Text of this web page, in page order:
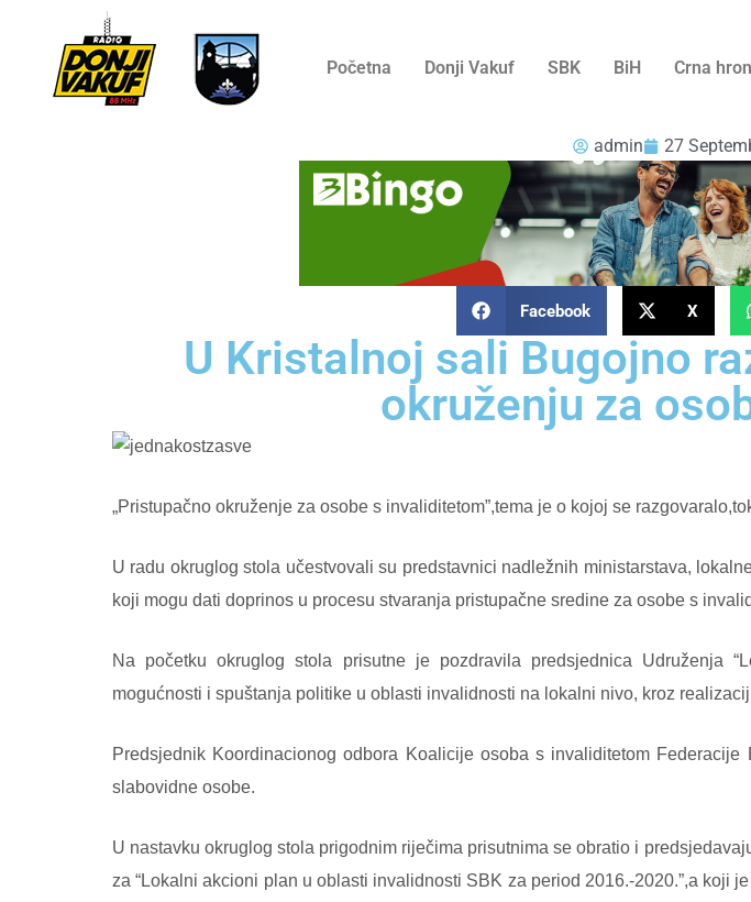
Početna Donji Vakuf SBK BiH Crna
admin 27
Facebook X
U Kristalnoj sali Bugojno
okruženju za
„Pristupačno okruženje za osobe s invaliditetom”,tema je o kojoj se
U radu okruglog stola učestvovali su predstavnici nadležnih ministarstava,
koji mogu dati doprinos u procesu stvaranja pristupačne sredine za osobe s
Na početku okruglog stola prisutne je pozdravila predsjednica Udruženja
mogućnosti i spuštanja politike u oblasti invalidnosti na lokalni nivo, kroz
Predsjednik Koordinacionog odbora Koalicije osoba s invaliditetom
slabovidne osobe.
U nastavku okruglog stola prigodnim riječima prisutnima se obratio i
za “Lokalni akcioni plan u oblasti invalidnosti SBK za period 2016.-2020.”,a